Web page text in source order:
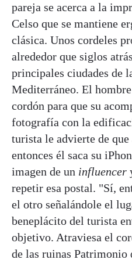
pareja se acerca a la
Celso que se mantiene
clásica. Unos cordeles
alrededor que siglos
principales ciudades de
Mediterráneo. El
cordón para que su
fotografía con la
turista le advierte de que
entonces él saca su
imagen de un influencer
repetir esa postal. "Sí,
el otro señalándole el
beneplácito del turista
objetivo. Atraviesa el
de las ruinas Patrimonio